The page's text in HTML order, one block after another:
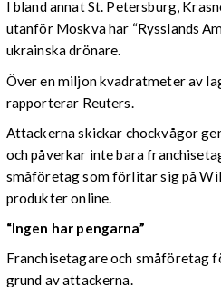
I bland annat St. Petersburg,
utanför Moskva har “Rysslands
ukrainska drönare.
Över en miljon kvadratmeter av
rapporterar Reuters.
Attackerna skickar chockvågor
och påverkar inte bara
småföretag som förlitar sig på
produkter online.
“Ingen har pengarna”
Franchisetagare och småföretag
grund av attackerna.